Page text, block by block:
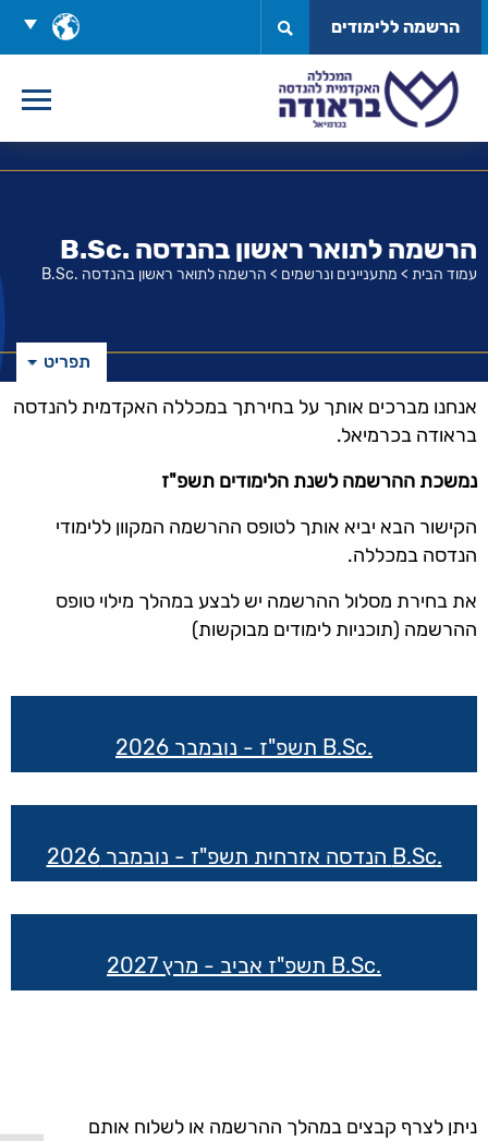
לתוכן
בחר
שפה
הרשמה ללימודים
הרשמה לתואר ראשון בהנדסה .B.Sc
עמוד הבית > מתעניינים ונרשמים > הרשמה לתואר ראשון בהנדסה .B.Sc
תפריט
אנחנו מברכים אותך על בחירתך במכללה האקדמית להנדסה
בראודה בכרמיאל.
נמשכת ההרשמה לשנת הלימודים תשפ"ז
הקישור הבא יביא אותך לטופס ההרשמה המקוון ללימודי
הנדסה במכללה.
את בחירת מסלול ההרשמה יש לבצע במהלך מילוי טופס
ההרשמה (תוכניות לימודים מבוקשות)
.B.Sc תשפ"ז - נובמבר 2026
.B.Sc הנדסה אזרחית תשפ"ז - נובמבר 2026
.B.Sc תשפ"ז אביב - מרץ 2027
ניתן לצרף קבצים במהלך ההרשמה או לשלוח אותם